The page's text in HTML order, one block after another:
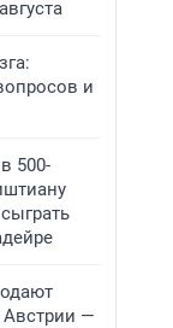
и
500-
Австрии —